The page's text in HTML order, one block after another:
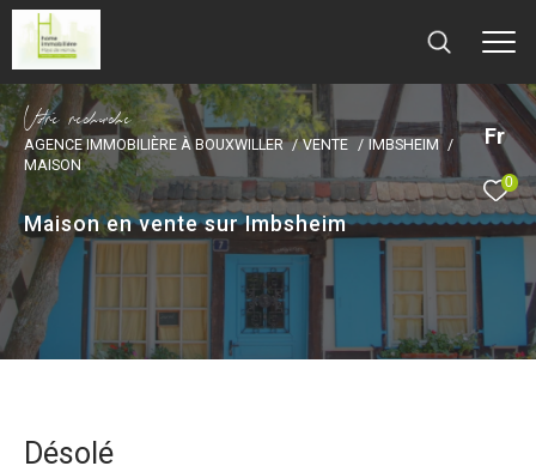
Fr
0
Vore recece
AGENCE IMMOBILIÈRE À BOUXWILLER VENTE
IMBSHEIM
MAISON
Maison en vente sur Imbsheim
Désolé